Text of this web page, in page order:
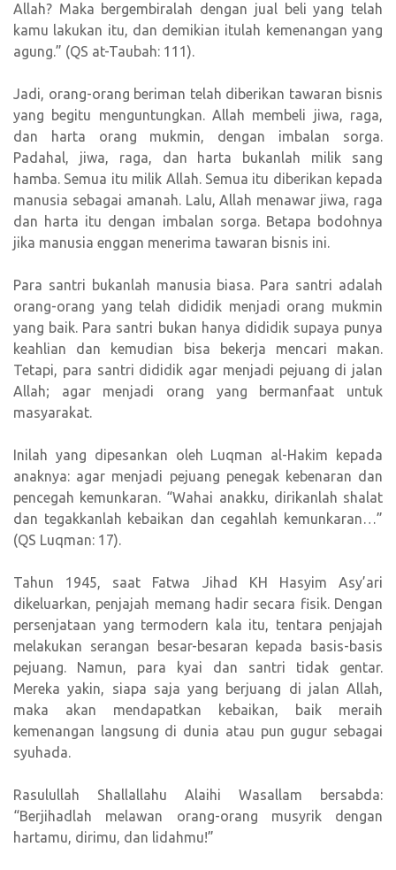
Allah? Maka bergembiralah dengan jual beli yang telah
kamu lakukan itu, dan demikian itulah kemenangan yang
agung.” (QS at-Taubah: 111).
Jadi, orang-orang beriman telah diberikan tawaran bisnis
yang begitu menguntungkan. Allah membeli jiwa, raga,
dan harta orang mukmin, dengan imbalan sorga.
Padahal, jiwa, raga, dan harta bukanlah milik sang
hamba. Semua itu milik Allah. Semua itu diberikan kepada
manusia sebagai amanah. Lalu, Allah menawar jiwa, raga
dan harta itu dengan imbalan sorga. Betapa bodohnya
jika manusia enggan menerima tawaran bisnis ini.
Para santri bukanlah manusia biasa. Para santri adalah
orang-orang yang telah dididik menjadi orang mukmin
yang baik. Para santri bukan hanya dididik supaya punya
keahlian dan kemudian bisa bekerja mencari makan.
Tetapi, para santri dididik agar menjadi pejuang di jalan
Allah; agar menjadi orang yang bermanfaat untuk
masyarakat.
Inilah yang dipesankan oleh Luqman al-Hakim kepada
anaknya: agar menjadi pejuang penegak kebenaran dan
pencegah kemunkaran. “Wahai anakku, dirikanlah shalat
dan tegakkanlah kebaikan dan cegahlah kemunkaran…”
(QS Luqman: 17).
Tahun 1945, saat Fatwa Jihad KH Hasyim Asy’ari
dikeluarkan, penjajah memang hadir secara fisik. Dengan
persenjataan yang termodern kala itu, tentara penjajah
melakukan serangan besar-besaran kepada basis-basis
pejuang. Namun, para kyai dan santri tidak gentar.
Mereka yakin, siapa saja yang berjuang di jalan Allah,
maka akan mendapatkan kebaikan, baik meraih
kemenangan langsung di dunia atau pun gugur sebagai
syuhada.
Rasulullah Shallallahu Alaihi Wasallam bersabda:
“Berjihadlah melawan orang-orang musyrik dengan
hartamu, dirimu, dan lidahmu!”